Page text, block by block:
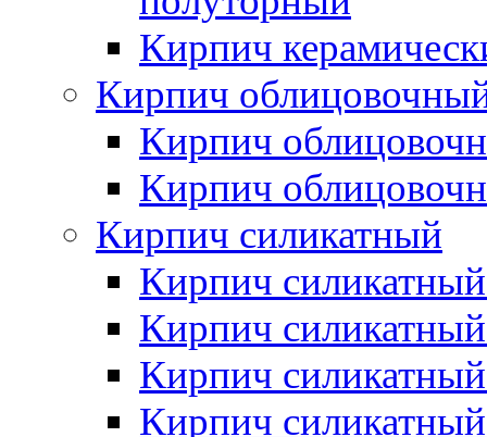
Кирпич
Кирпич
Кирпич
Кирпич
Кирпич силикатный
Кирпич
Кирпич
Кирпич
Кирпич